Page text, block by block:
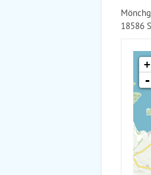
18586
+
-